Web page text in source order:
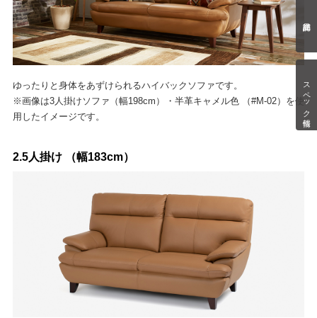
スペック情報
ゆったりと身体をあずけられるハイバックソファです。
※画像は3人掛けソファ（幅198cm）・半革キャメル色 （#M-02）を使
用したイメージです。
2.5人掛け （幅183cm）